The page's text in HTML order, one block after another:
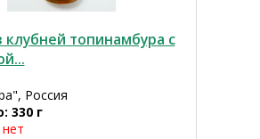
клубней топинамбура с
Россия
330 г